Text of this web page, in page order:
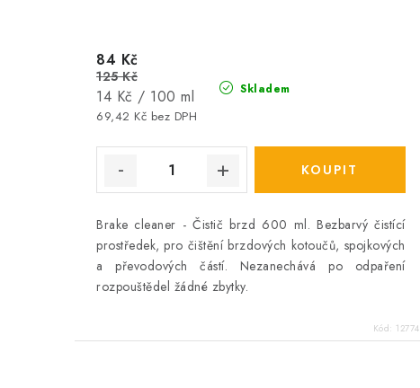
Skladem
69,42 Kč bez DPH
84 Kč
125 Kč
Měrná
cena:
14 Kč / 100 ml
Brake cleaner - Čistič brzd 600 ml. Bezbarvý čistící
prostředek, pro čištění brzdových kotoučů, spojkových
a převodových částí. Nezanechává po odpaření
rozpouštědel žádné zbytky.
Kód: 12774